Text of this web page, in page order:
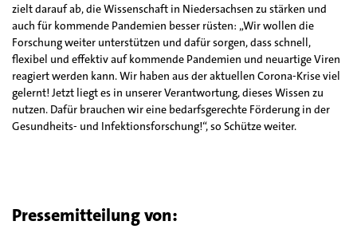
zielt darauf ab, die Wissenschaft in Niedersachsen zu stärken und
auch für kommende Pandemien besser rüsten: „Wir wollen die
Forschung weiter unterstützen und dafür sorgen, dass schnell,
flexibel und effektiv auf kommende Pandemien und neuartige Viren
reagiert werden kann. Wir haben aus der aktuellen Corona-Krise viel
gelernt! Jetzt liegt es in unserer Verantwortung, dieses Wissen zu
nutzen. Dafür brauchen wir eine bedarfsgerechte Förderung in der
Gesundheits- und Infektionsforschung!“, so Schütze weiter.
Pressemitteilung von: